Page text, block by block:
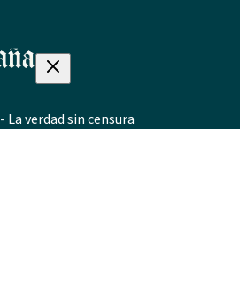
- La verdad sin censura